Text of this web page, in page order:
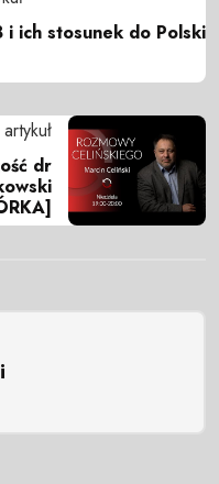
i ich stosunek do Polski
dr